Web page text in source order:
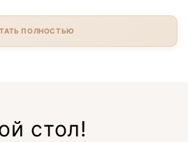
ПОЛНОСТЬЮ
стол!